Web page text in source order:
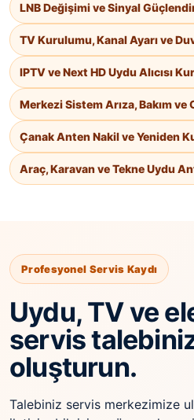
LNB Değişimi ve Sinyal
TV Kurulumu, Kanal Ayarı ve
IPTV ve Next HD Uydu Alıcısı
Merkezi Sistem Arıza, Bakım ve
Çanak Anten Nakil ve Yeniden
Araç, Karavan ve Tekne Uydu
Profesyonel Servis Kaydı
Uydu, TV ve
servis
oluşturun.
Talebiniz servis merkezimize